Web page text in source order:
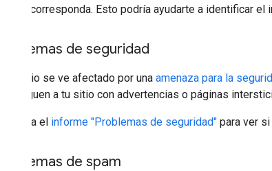
que se corresponda. Esto podría ayudarte a identificar el
Problemas de seguridad
Si tu sitio se ve afectado por una amenaza para la
que lleguen a tu sitio con advertencias o páginas
Consulta el informe "Problemas de seguridad" para ver
Problemas de spam